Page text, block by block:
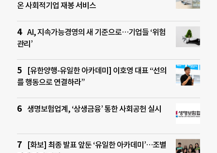
온 사회적기업 재봉 서비스
AI, 지속가능경영의 새 기준으로…기업들 ‘위험
관리’
[유한양행-유일한 아카데미] 이호영 대표 “선의
를 행동으로 연결하라”
생명보험업계, ‘상생금융’ 통한 사회공헌 실시
[화보] 최종 발표 앞둔 ‘유일한 아카데미’…조별